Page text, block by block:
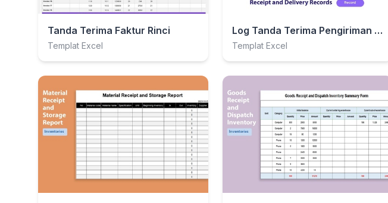
Tanda Terima Faktur Rinci
Templat Excel
Log Tanda Terima Pengiriman Hijau
Templat Excel